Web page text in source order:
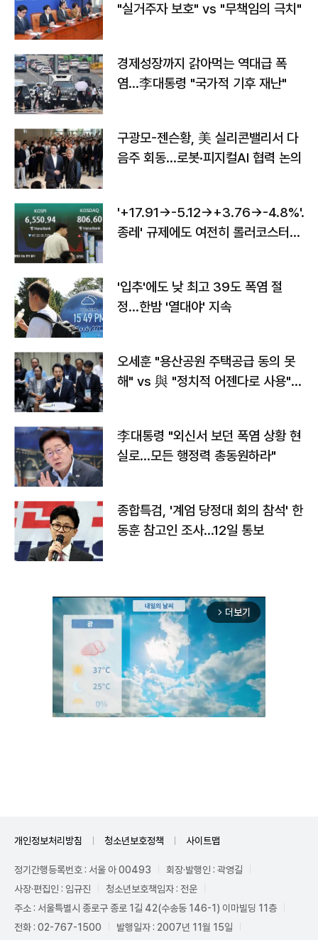
"실거주자 보호" vs "무책임의 극치"
경제성장까지 갉아먹는 역대급 폭
염…李대통령 "국가적 기후 재난"
구광모-젠슨황, 美 실리콘밸리서 다
음주 회동…로봇·피지컬AI 협력 논의
'+17.91→-5.12→+3.76→-4.8%'…'
종레' 규제에도 여전히 롤러코스터
'입추'에도 낮 최고 39도 폭염 절
정…한밤 '열대야' 지속
오세훈 "용산공원 주택공급 동의 못
해" vs 與 "정치적 어젠다로 사용"
李대통령 "외신서 보던 폭염 상황 현
실로…모든 행정력 총동원하라"
종합특검, '계엄 당정대 회의 참석' 한
동훈 참고인 조사...12일 통보
arrow_forward_ios 더보기
개인정보처리방침 청소년보호정책 사이트맵
정기간행등록번호 : 서울 아 00493
회장·발행인 : 곽영길
사장·편집인 : 임규진
청소년보호책임자 : 전운
주소 : 서울특별시 종로구 종로 1길 42(수송동 146-1) 이마빌딩 11층
전화 : 02-767-1500
발행일자 : 2007년 11월 15일